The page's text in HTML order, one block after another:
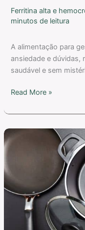
Ferritina alta e
minutos de leitura
A alimentação para
ansiedade e dúvidas,
saudável e sem
Read More »
A
cozinhar